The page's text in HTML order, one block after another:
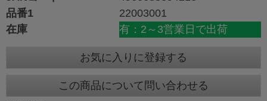
品番1
22003001
在庫
有：2～3営業日で出荷
お気に入りに登録する
この商品について問い合わせる